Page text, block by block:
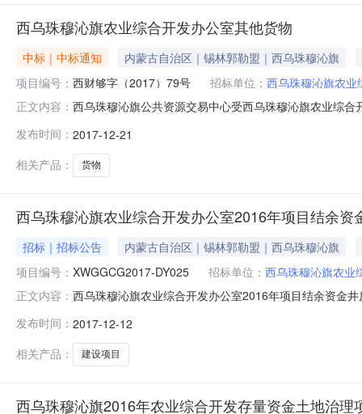
西乌珠穆沁旗农业综合开发办公室其他货物
中标｜中标通知
内蒙古自治区｜锡林郭勒盟｜西乌珠穆沁旗
项目编号： 西财够字（2017）79号 招标单位： 西乌珠穆沁旗农业
正文内容： 西乌珠穆沁旗公共资源交易中心受西乌珠穆沁旗农业综
名称数量技术规格、参数及要求预算金额(元)附件材料
190000元。请中标
发布时间： 2017-12-21
相关产品：
货物
西乌珠穆沁旗农业综合开发办公室2016年项目结余
招标｜招标公告
内蒙古自治区｜锡林郭勒盟｜西乌珠穆沁旗
项目编号： XWGGCG2017-DY025 招标单位： 西乌珠穆沁旗农业
正文内容： 西乌珠穆沁旗农业综合开发办公室2016年项目结余资金
井房建设项目批准文件编号：西财够字（2017）79号采
格、参数及要
发布时间： 2017-12-12
相关产品：
建设项目
西乌珠穆沁旗2016年农业综合开发存量资金土地治理